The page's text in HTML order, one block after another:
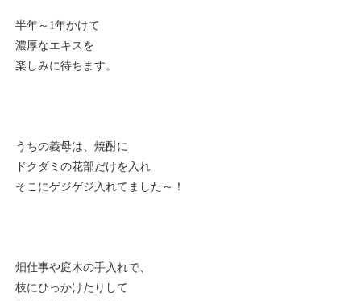
半年～1年かけて
濃厚なエキスを
楽しみに待ちます。
うちの義母は、焼酎に
ドクダミの花部だけを入れ
そこにゲジゲジ入れてました～！
畑仕事や庭木の手入れで、
枝にひっかけたりして